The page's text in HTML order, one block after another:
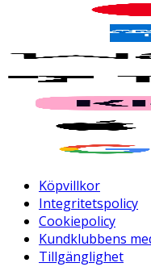
Köpvillkor
Integritetspolicy
Cookiepolicy
Kundklubbens
Tillgänglighet